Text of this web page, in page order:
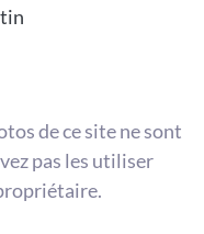
de ce site ne sont
pas les utiliser